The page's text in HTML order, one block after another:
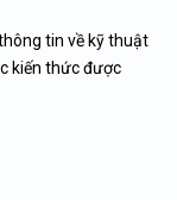
tin về kỹ thuật
kiến thức được